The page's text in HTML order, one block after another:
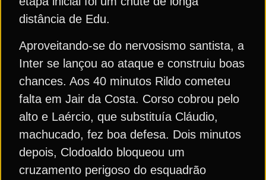
distância de Edu.
Aproveitando-se do nervosismo santista, a
Inter se lançou ao ataque e construiu boas
chances. Aos 40 minutos Rildo cometeu
falta em Jair da Costa. Corso cobrou pelo
alto e Laércio, que substituía Cláudio,
machucado, fez boa defesa. Dois minutos
depois, Clodoaldo bloqueou um
cruzamento perigoso do esquadrão